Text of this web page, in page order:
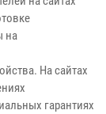
на
На сайтах
гарантиях